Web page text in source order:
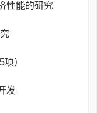
性能的研究
）
发